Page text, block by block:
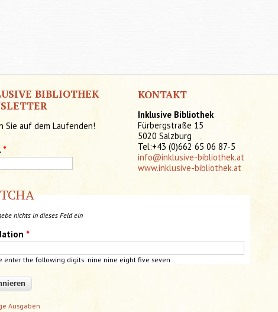
BIBLIOTHEK
Sie auf dem Laufenden!
*
nichts in dieses Feld ein
*
enter the following digits: nine nine eight five seven
Ausgaben
KONTAKT
Inklusive Bibliothek
Fürbergstraße 15
5020 Salzburg
Tel:+43 (0)662 65 06 87-5
info@inklusive-bibliothek.at
www.inklusive-bibliothek.at